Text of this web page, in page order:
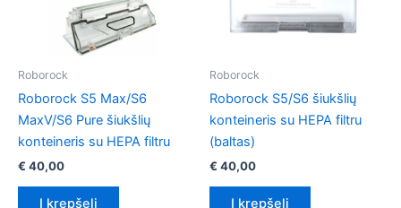
Roborock
Roborock S5 Max/S6
MaxV/S6 Pure šiukšlių
konteineris su HEPA filtru
€ 40,00
Į krepšelį
Roborock
Roborock S5/S6 šiukšlių
konteineris su HEPA filtru
(baltas)
€ 40,00
Į krepšelį